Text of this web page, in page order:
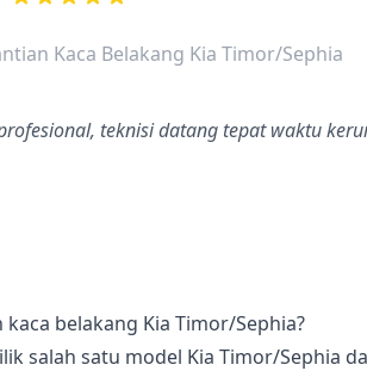
dari ulasan adalah bintang lima
Kaca Belakang Kia Timor/Sephia
teknisi datang tepat waktu
belakang Kia Timor/Sephia?
salah satu model Kia Timor/Sephia